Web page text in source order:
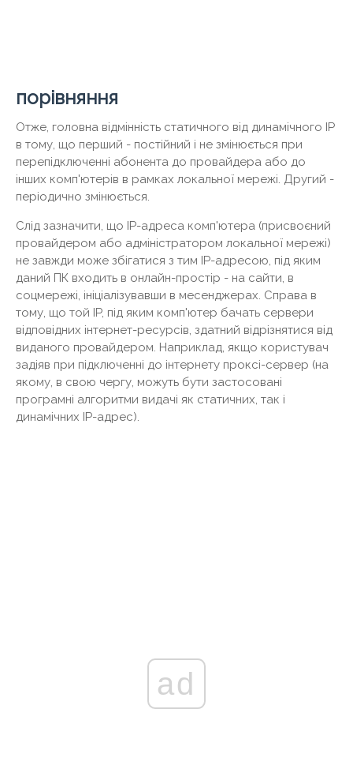
порівняння
Отже, головна відмінність статичного від динамічного IP
в тому, що перший - постійний і не змінюється при
перепідключенні абонента до провайдера або до
інших комп'ютерів в рамках локальної мережі. Другий -
періодично змінюється.
Слід зазначити, що IP-адреса комп'ютера (присвоєний
провайдером або адміністратором локальної мережі)
не завжди може збігатися з тим IP-адресою, під яким
даний ПК входить в онлайн-простір - на сайти, в
соцмережі, ініціалізувавши в месенджерах. Справа в
тому, що той IP, під яким комп'ютер бачать сервери
відповідних інтернет-ресурсів, здатний відрізнятися від
виданого провайдером. Наприклад, якщо користувач
задіяв при підключенні до інтернету проксі-сервер (на
якому, в свою чергу, можуть бути застосовані
програмні алгоритми видачі як статичних, так і
динамічних IP-адрес).
ad